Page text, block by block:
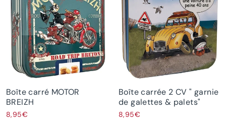
Boîte carré MOTOR
BREIZH
8,95€
Boîte carrée 2 CV " garnie
de galettes & palets"
8,95€